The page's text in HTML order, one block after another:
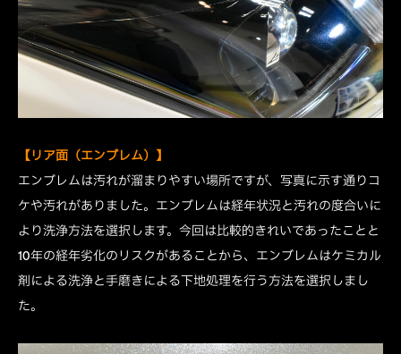
【リア面（エンブレム）】
エンブレムは汚れが溜まりやすい場所ですが、写真に示す通りコ
ケや汚れがありました。エンブレムは経年状況と汚れの度合いに
より洗浄方法を選択します。今回は比較的きれいであったことと
10年の経年劣化のリスクがあることから、エンブレムはケミカル
剤による洗浄と手磨きによる下地処理を行う方法を選択しまし
た。